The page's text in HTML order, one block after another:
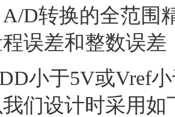
D转换的全范围
误差和整数误
小于5V或Vref
们设计时采用